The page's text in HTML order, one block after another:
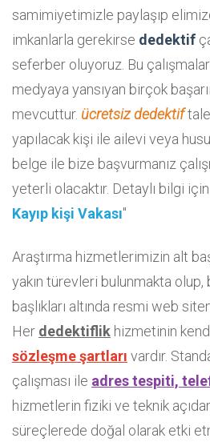
samimiyetimizle paylaşıp
imkanlarla gerekirse dedektif
seferber oluyoruz. Bu
medyaya yansıyan birçok
mevcuttur. ücretsiz dedektif
yapılacak kişi ile ailevi veya
belge ile bize başvurmanız
yeterli olacaktır. Detaylı bilgi için
Kayıp kişi Vakası"
Araştırma hizmetlerimizin alt
yakın türevleri bulunmakta olup,
başlıkları altında resmi web
Her dedektiflik hizmetinin
sözleşmeşartları vardır.
çalışması ile adres tespiti,
hizmetlerin fiziki ve teknik açıdan
süreçlerede doğal olarak etki